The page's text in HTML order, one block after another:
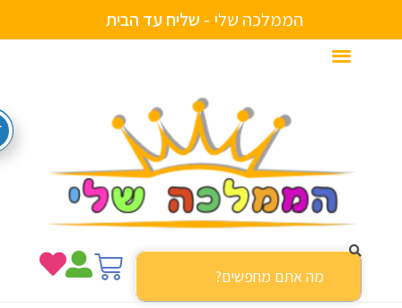
הממלכה שלי - הבית מ בצע יםשווים נ